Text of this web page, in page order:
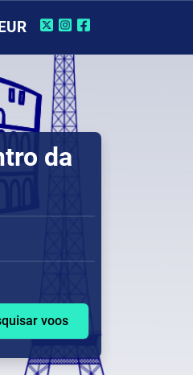
da
voos